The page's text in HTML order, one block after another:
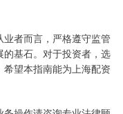
者而言，严格遵守监管
基石。对于投资者，选
望本指南能为上海配资